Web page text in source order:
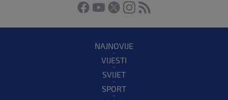
NAJNOVIJE
VIJESTI
SVIJET
SPORT